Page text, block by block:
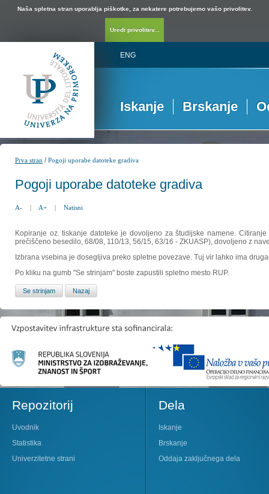
Naša spletna stran uporablja piškotke, za nekatere potrebujemo vašo privolitev.
Uredi privolitev...
ENG
Iskanje Brskanje
Prva stran /Pogoji uporabe datoteke gradiva
Pogoji uporabe datoteke gradiva
A- | A+ | Natisni
Kopiranje oz. tiskanje datoteke je dovoljeno za študijske namene.
prečiščeno besedilo, 68/08, 110/13, 56/15, 63/16 - ZKUASP), dovoljeno z
Izbrana vsebina je dosegljiva preko spletne povezave. Tuj vir lahko ima
Po kliku na gumb "Se strinjam" boste zapustili spletno mesto RUP.
Repozitorij
Uvodnik
Statistika
Univerzitetne strani
Dela
Iskanje
Brskanje
Oddaja zaključnega dela